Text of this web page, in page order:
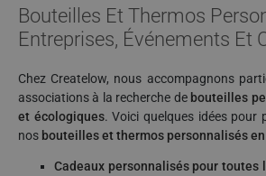
Bouteilles Et Thermos
Entreprises, Événements Et
Chez Createlow, nous accompagnons
associations à la recherche de bouteilles
et écologiques. Voici quelques idées pour
nos bouteilles et thermos personnalisés
Cadeaux personnalisés pour toutes